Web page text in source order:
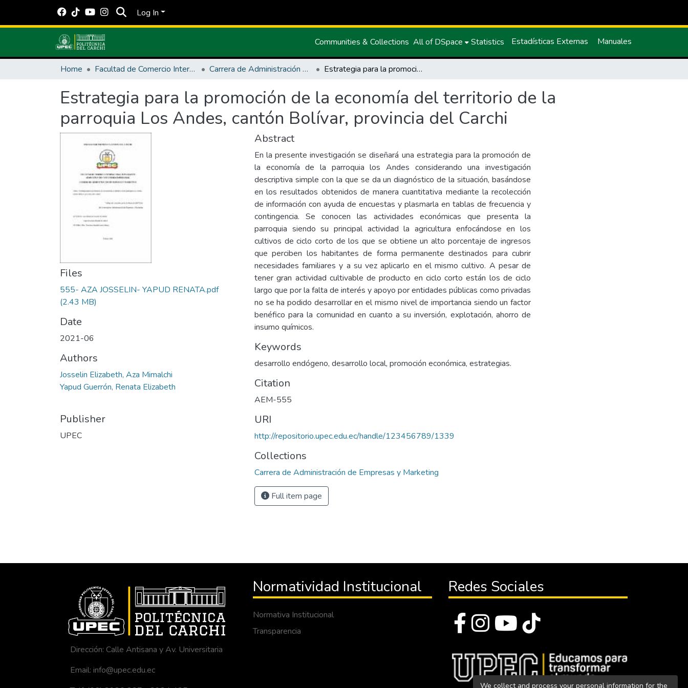
Log In
Communities & Collections All of DSpace Statistics Estadísticas Externas Manuales
Home Facultad de Comercio Internacional, Integración, Administración y Economía Empresarial Carrera de Administración de Empresas y Marketing Estrategia para la promoción de la economía del territorio de la parroquia Los Andes, cantón Bolívar, provincia del Carchi
Estrategia para la promoción de la economía del territorio de la
parroquia Los Andes, cantón Bolívar, provincia del Carchi
Files
555- AZA JOSSELIN- YAPUD RENATA.pdf
(2.43 MB)
Date
2021-06
Authors
Josselin Elizabeth, Aza Mimalchi
Yapud Guerrón, Renata Elizabeth
Publisher
UPEC
Abstract
En la presente investigación se diseñará una estrategia para la promoción de
la economía de la parroquia los Andes considerando una investigación
descriptiva simple con la que se da un diagnóstico de la situación, basándose
en los resultados obtenidos de manera cuantitativa mediante la recolección
de información con ayuda de encuestas y plasmarla en tablas de frecuencia y
contingencia. Se conocen las actividades económicas que presenta la
parroquia siendo su principal actividad la agricultura enfocándose en los
cultivos de ciclo corto de los que se obtiene un alto porcentaje de ingresos
que perciben los habitantes de forma permanente destinados para cubrir
necesidades familiares y a su vez aplicarlo en el mismo cultivo. A pesar de
tener gran actividad cultivable de producto en ciclo corto están los de ciclo
largo que por la falta de interés y apoyo por entidades públicas como privadas
no se ha podido desarrollar en el mismo nivel de importancia siendo un factor
benéfico para la comunidad en cuanto a su inversión, explotación, ahorro de
insumo químicos.
Keywords
desarrollo endógeno, desarrollo local, promoción económica, estrategias.
Citation
AEM-555
URI
http://repositorio.upec.edu.ec/handle/123456789/1339
Collections
Carrera de Administración de Empresas y Marketing
Full item page
Dirección: Calle Antisana y Av. Universitaria
Email: info@upec.edu.ec
Normatividad Institucional
Normativa Institucional
Transparencia
Redes Sociales
We collect and process your personal information for the